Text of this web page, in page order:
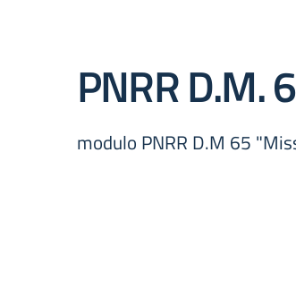
PNRR D.M.
modulo PNRR D.M 65